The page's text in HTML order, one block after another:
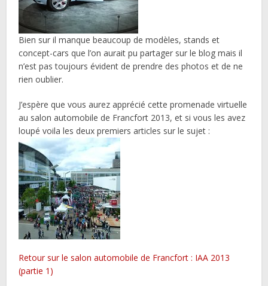
Bien sur il manque beaucoup de modèles, stands et
concept-cars que l’on aurait pu partager sur le blog mais il
n’est pas toujours évident de prendre des photos et de ne
rien oublier.
J’espère que vous aurez apprécié cette promenade virtuelle
au salon automobile de Francfort 2013, et si vous les avez
loupé voila les deux premiers articles sur le sujet :
Retour sur le salon automobile de Francfort : IAA 2013
(partie 1)